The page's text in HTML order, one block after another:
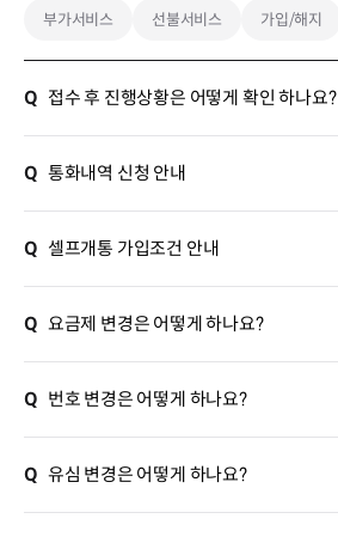
부가서비스 선불서비스 가입/해지
Q 접수 후 진행상황은 어떻게 확인 하나요?
Q 통화내역 신청 안내
Q 셀프개통 가입조건 안내
Q 요금제 변경은 어떻게 하나요?
Q 번호 변경은 어떻게 하나요?
Q 유심 변경은 어떻게 하나요?